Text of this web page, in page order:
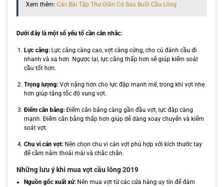
Xem thêm: Các Bài Tập Thư Giãn Cơ Sau Buổi Cầu Lông
Dưới đây là một số yếu tố cần cân nhắc:
Lực căng:Lực căng càng cao, vợt càng cứng, cho cú đánh cầu đi
nhanh và xa hơn. Ngược lại, lực căng thấp hơn sẽ giúp kiểm soát
cầu tốt hơn.
Trọng lượng:Vợt nặng hơn cho lực đập mạnh mẽ, trong khi vợt nhẹ
hơn giúp tăng tốc độ vung vợt.
Điểm cân bằng:Điểm cân bằng càng gần đầu vợt, lực đập càng
mạnh. Điểm cân bằng thấp hơn giúp dễ dàng xoay chuyển và kiểm
soát vợt.
Chu vi cán vợt:Nên chọn chu vi cán vợt phù hợp với kích thước tay
để cầm nắm thoải mái và chắc chắn.
Những lưu ý khi mua vợt cầu lông 2019
Nguồn gốc xuất xứ:Nên mua vợt từ các cửa hàng uy tín để đảm